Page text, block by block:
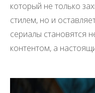
который не только
стилем, но и
сериалы становятся
контентом, а